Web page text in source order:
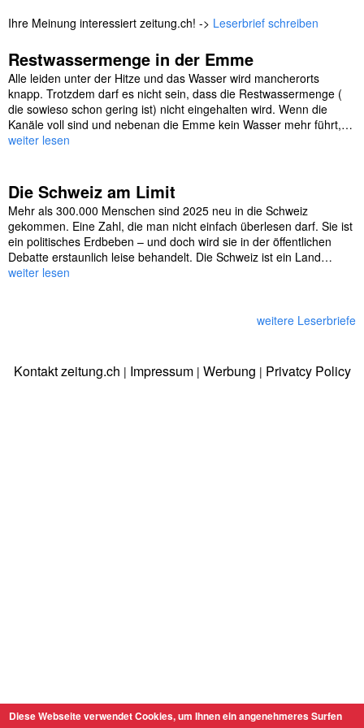
Ihre Meinung interessiert zeitung.ch! -> Leserbrief schreiben
Restwassermenge in der Emme
Alle leiden unter der Hitze und das Wasser wird mancherorts
knapp. Trotzdem darf es nicht sein, dass die Restwassermenge (
die sowieso schon gering ist) nicht eingehalten wird. Wenn die
Kanäle voll sind und nebenan die Emme kein Wasser mehr führt,…
weiter lesen
Die Schweiz am Limit
Mehr als 300.000 Menschen sind 2025 neu in die Schweiz
gekommen. Eine Zahl, die man nicht einfach überlesen darf. Sie ist
ein politisches Erdbeben – und doch wird sie in der öffentlichen
Debatte erstaunlich leise behandelt. Die Schweiz ist ein Land…
weiter lesen
weitere Leserbriefe
Kontakt zeitung.ch | Impressum| Werbung | Privatcy Policy
Diese Webseite verwendet Cookies, um Ihnen ein angenehmeres Surfen